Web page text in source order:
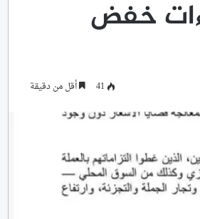
خفض
41 أقل من دقيقة